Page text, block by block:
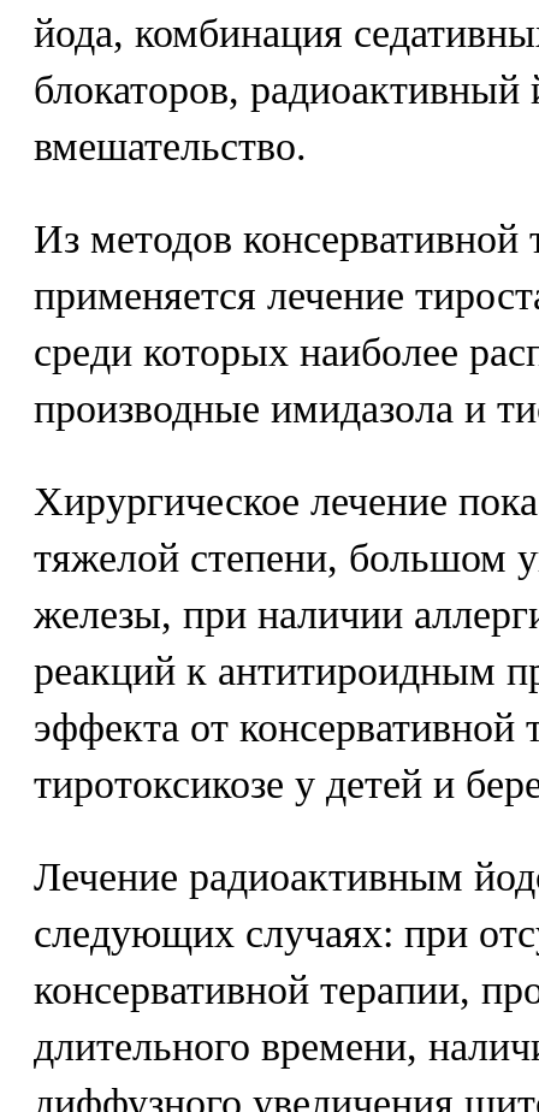
йода, комбинация
блокаторов, радиоактивный
вмешательство.
Из методов
применяется лечение
среди которых наиболее
производные имидазола и
Хирургическое лечение
тяжелой степени, большом
железы, при наличии
реакций к антитироидным
эффекта от консервативной
тиротоксикозе у детей и
Лечение радиоактивным
следующих случаях: при
консервативной терапии,
длительного времени,
диффузного увеличения